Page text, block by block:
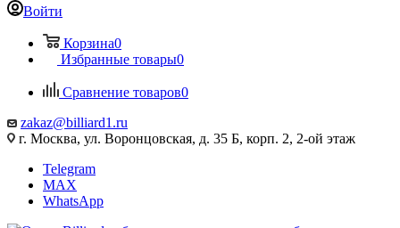
Войти
Корзина0
Избранные товары0
Сравнение товаров0
zakaz@billiard1.ru
г. Москва, ул. Воронцовская, д. 35 Б, корп. 2, 2-ой этаж
Telegram
MAX
WhatsApp